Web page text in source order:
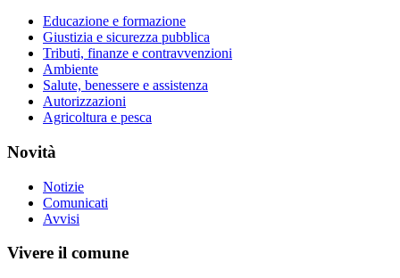
Educazione e formazione
Giustizia e sicurezza pubblica
Tributi, finanze e contravvenzioni
Ambiente
Salute, benessere e assistenza
Autorizzazioni
Agricoltura e pesca
Novità
Notizie
Comunicati
Avvisi
Vivere il comune